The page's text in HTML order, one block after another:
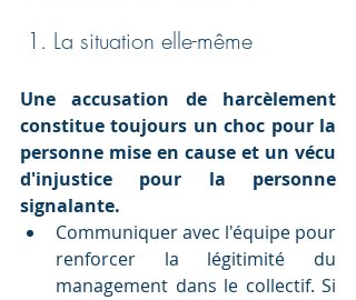
1. La situation elle-même
Une accusation de harcèlement
constitue toujours un choc pour la
personne mise en cause et un vécu
d'injustice pour la personne
signalante.
Communiquer avec l'équipe pour
renforcer la légitimité du
management dans le collectif. Si